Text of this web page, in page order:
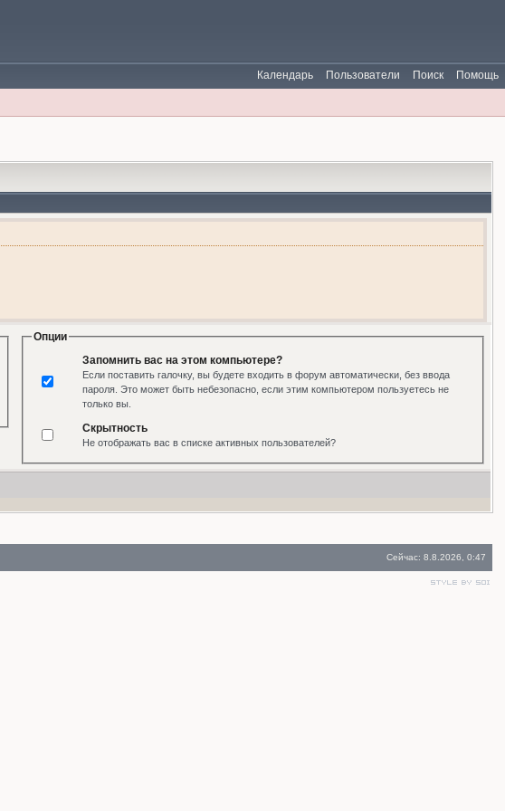
Помощь
Поиск
Пользователи
Календарь
Опции
Запомнить вас на этом компьютере?
Если поставить галочку, вы будете входить в форум автоматически, без ввода
пароля. Это может быть небезопасно, если этим компьютером пользуетесь не
только вы.
Скрытность
Не отображать вас в списке активных пользователей?
Сейчас: 8.8.2026, 0:47